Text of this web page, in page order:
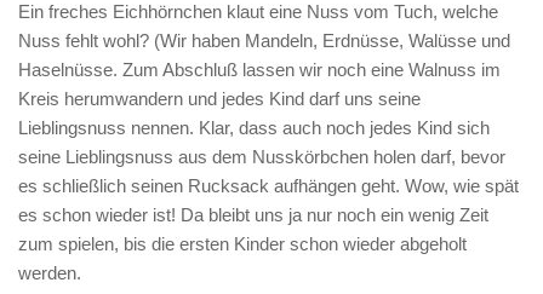
Ein freches Eichhörnchen klaut eine Nuss vom Tuch, welche
Nuss fehlt wohl? (Wir haben Mandeln, Erdnüsse, Walüsse und
Haselnüsse. Zum Abschluß lassen wir noch eine Walnuss im
Kreis herumwandern und jedes Kind darf uns seine
Lieblingsnuss nennen. Klar, dass auch noch jedes Kind sich
seine Lieblingsnuss aus dem Nusskörbchen holen darf, bevor
es schließlich seinen Rucksack aufhängen geht. Wow, wie spät
es schon wieder ist! Da bleibt uns ja nur noch ein wenig Zeit
zum spielen, bis die ersten Kinder schon wieder abgeholt
werden.